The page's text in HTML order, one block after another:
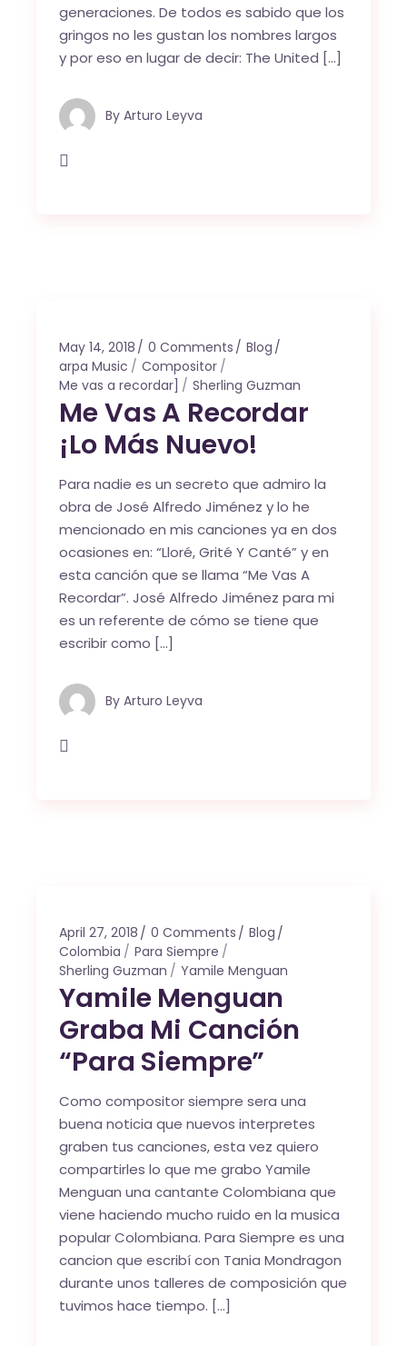
generaciones. De todos es sabido que los
gringos no les gustan los nombres largos
y por eso en lugar de decir: The United […]
By Arturo Leyva
May 14, 2018 0 Comments
Blog
arpa Music
Compositor
Me vas a recordar]
Sherling Guzman
Me Vas A Recordar
¡Lo Más Nuevo!
Para nadie es un secreto que admiro la
obra de José Alfredo Jiménez y lo he
mencionado en mis canciones ya en dos
ocasiones en: “Lloré, Grité Y Canté” y en
esta canción que se llama “Me Vas A
Recordar”. José Alfredo Jiménez para mi
es un referente de cómo se tiene que
escribir como […]
By Arturo Leyva
April 27, 2018 0 Comments
Blog
Colombia
Para Siempre
Sherling Guzman
Yamile Menguan
Yamile Menguan
Graba Mi Canción
“Para Siempre”
Como compositor siempre sera una
buena noticia que nuevos interpretes
graben tus canciones, esta vez quiero
compartirles lo que me grabo Yamile
Menguan una cantante Colombiana que
viene haciendo mucho ruido en la musica
popular Colombiana. Para Siempre es una
cancion que escribí con Tania Mondragon
durante unos talleres de composición que
tuvimos hace tiempo. […]